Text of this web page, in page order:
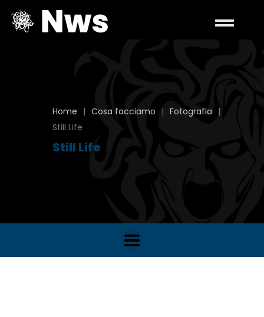
Home | Cosa facciamo | Fotografia |
Still Life
Still Life